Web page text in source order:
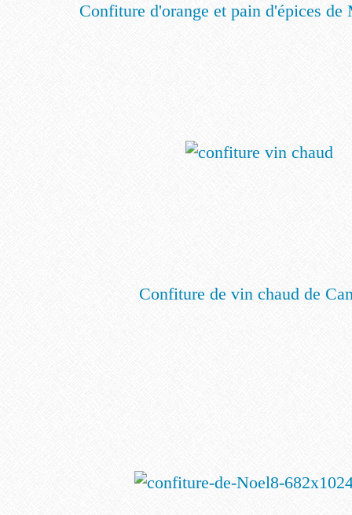
Confiture d'orange et pain d'épices de
Confiture de vin chaud de Ca